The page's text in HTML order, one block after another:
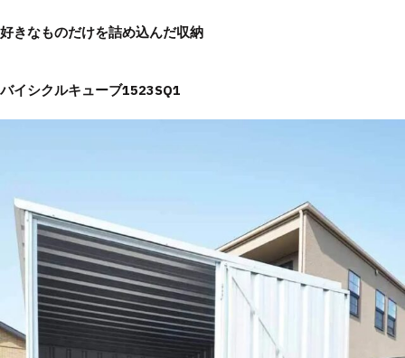
好きなものだけを詰め込んだ収納
バイシクルキューブ1523SQ1